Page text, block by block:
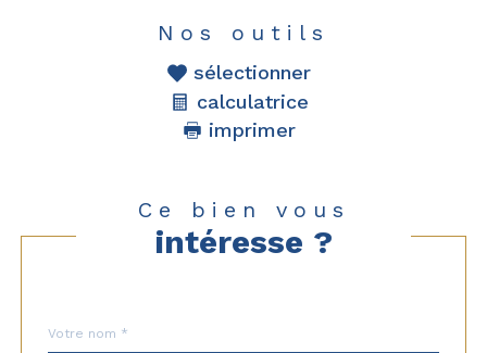
Nos outils
sélectionner
calculatrice
imprimer
Ce bien vous
intéresse ?
par
*